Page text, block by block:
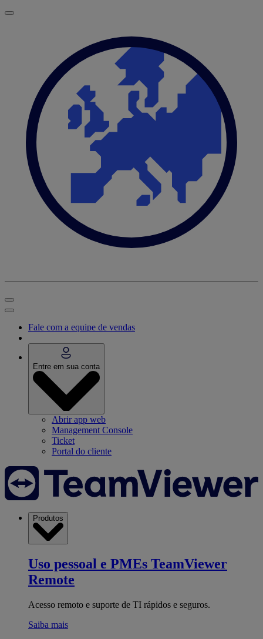
Fale com a equipe de vendas
Entre em sua conta
Abrir app web
Management Console
Ticket
Portal do cliente
Produtos
Uso pessoal e PMEs TeamViewer
Remote
Acesso remoto e suporte de TI rápidos e seguros.
Saiba mais